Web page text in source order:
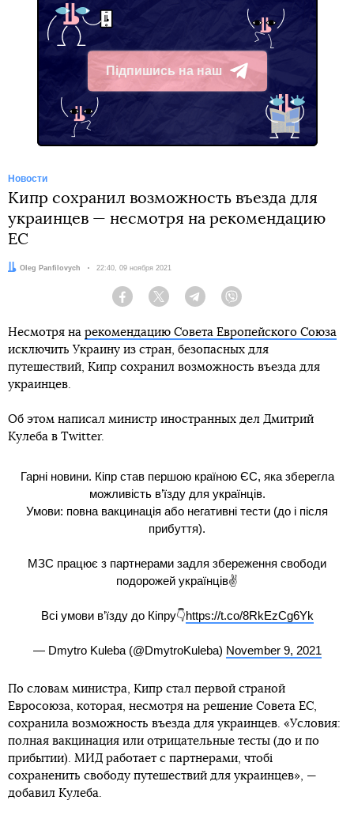
Підпишись на наш
Telegram
Новости
Кипр сохранил возможность въезда для
украинцев — несмотря на рекомендацию
ЕС
Автор:
Oleg Panfilovych Дата:
22:40, 09 ноября 2021
Facebook Twitter Telegram
Несмотря на рекомендацию Совета Европейского Союза
исключить Украину из стран, безопасных для
путешествий, Кипр сохранил возможность въезда для
украинцев.
Об этом написал министр иностранных дел Дмитрий
Кулеба в Twitter.
Гарні новини. Кіпр став першою країною ЄС, яка зберегла
можливість в’їзду для українців.
Умови: повна вакцинація або негативні тести (до і після
прибуття).
МЗС працює з партнерами задля збереження свободи
подорожей українців✌️
Всі умови в’їзду до Кіпру👇https://t.co/8RkEzCg6Yk
— Dmytro Kuleba (@DmytroKuleba) November 9, 2021
По словам министра, Кипр стал первой страной
Евросоюза, которая, несмотря на решение Совета ЕС,
сохранила возможность въезда для украинцев. «Условия:
полная вакцинация или отрицательные тесты (до и по
прибытии). МИД работает с партнерами, чтобі
сохраненить свободу путешествий для украинцев», —
добавил Кулеба.